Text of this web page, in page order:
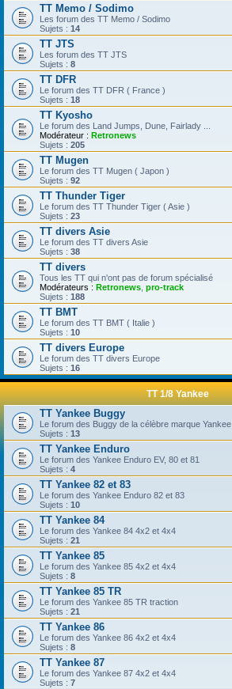
TT Memo / Sodimo
Les forum des TT Memo / Sodimo
Sujets : 14
TT JTS
Les forum des TT JTS
Sujets : 8
TT DFR
Le forum des TT DFR ( France )
Sujets : 18
TT Kyosho
Le forum des Land Jumps, Dune, Fairlady ...
Modérateur : Retronews
Sujets : 205
TT Mugen
Le forum des TT Mugen ( Japon )
Sujets : 92
TT Thunder Tiger
Le forum des TT Thunder Tiger ( Asie )
Sujets : 23
TT divers Asie
Le forum des TT divers Asie
Sujets : 38
TT divers
Tous les TT qui n'ont pas de forum spécialisé
Modérateurs : Retronews, pro-track
Sujets : 188
TT BMT
Le forum des TT BMT ( Italie )
Sujets : 10
TT divers Europe
Le forum des TT divers Europe
Sujets : 16
TT 1/8 Yankee
TT Yankee Buggy
Le forum des Buggy de la célèbre marque Yankee
Sujets : 13
TT Yankee Enduro
Le forum des Yankee Enduro EV, 80 et 81
Sujets : 4
TT Yankee 82 et 83
Le forum des Yankee Enduro 82 et 83
Sujets : 10
TT Yankee 84
Le forum des Yankee 84 4x2 et 4x4
Sujets : 21
TT Yankee 85
Le forum des Yankee 85 4x2 et 4x4
Sujets : 8
TT Yankee 85 TR
Le forum des Yankee 85 TR traction
Sujets : 21
TT Yankee 86
Le forum des Yankee 86 4x2 et 4x4
Sujets : 8
TT Yankee 87
Le forum des Yankee 87 4x2 et 4x4
Sujets : 7